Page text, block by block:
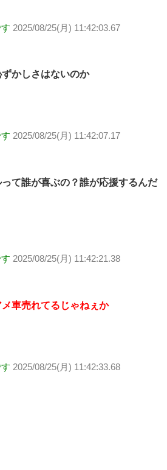
2025/08/25(月) 11:42:03.67
かしさはないのか
2025/08/25(月) 11:42:07.17
て誰が喜ぶの？誰が応援するんだ
2025/08/25(月) 11:42:21.38
車売れてるじゃねぇか
2025/08/25(月) 11:42:33.68